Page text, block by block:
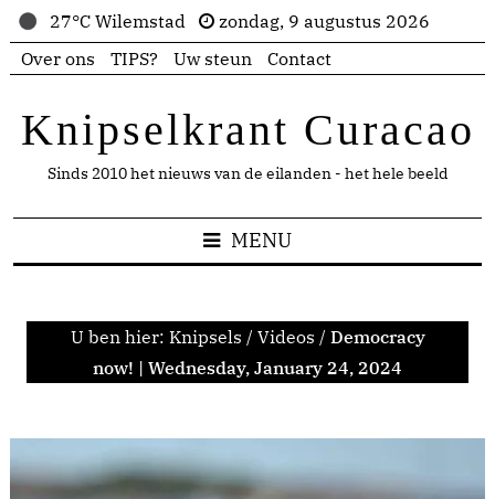
27°C Wilemstad
zondag, 9 augustus 2026
Over ons
TIPS? Uw steun Contact
Knipselkrant Curacao
Sinds 2010 het nieuws van de eilanden - het hele beeld
MENU
U ben hier: Knipsels / Videos / Democracy
now! | Wednesday, January 24, 2024